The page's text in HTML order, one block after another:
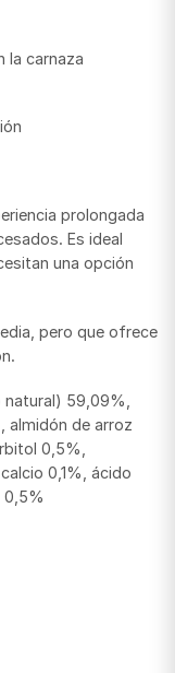
la carnaza
prolongada
Es ideal
una opción
pero que ofrece
59,09%,
almidón de arroz
0,5%,
0,1%, ácido
0,5%